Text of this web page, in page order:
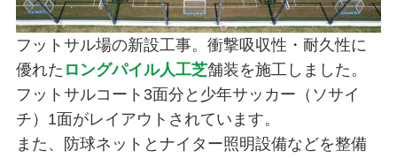
フットサル場の新設工事。衝撃吸収性・耐久性に
優れた ロングパイル人工芝舗装を施工しました。
フットサルコート3面分と少年サッカー（ソサイ
チ）1面がレイアウトされています。
また、防球ネットとナイター照明設備などを整備